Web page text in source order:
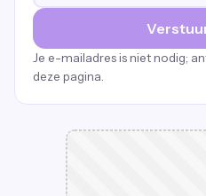
Je e-mailadres is niet nodig;
deze pagina.